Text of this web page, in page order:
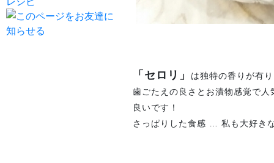
「セロリ」
は独特の香りが有
歯ごたえの良さとお漬物感覚で
良いです！
さっぱりした食感 … 私も大好き